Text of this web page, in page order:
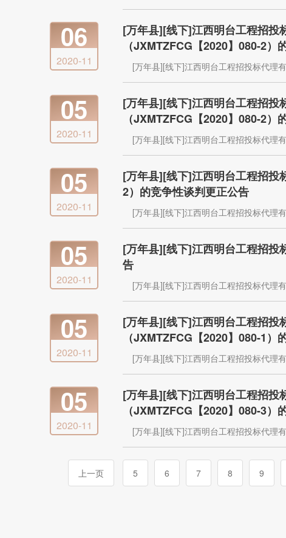
06
2020-11
[万年县][线下]江西明台工程招投
（JXMTZFCG【2020】080-2）
[万年县][线下]江西明台工程招投标代理
05
2020-11
[万年县][线下]江西明台工程招投
（JXMTZFCG【2020】080-2）
[万年县][线下]江西明台工程招投标代理
05
2020-11
[万年县][线下]江西明台工程招投
2）的竞争性谈判更正公告
[万年县][线下]江西明台工程招投标代理
05
2020-11
[万年县][线下]江西明台工程招投
告
[万年县][线下]江西明台工程招投标代理
05
2020-11
[万年县][线下]江西明台工程招投
（JXMTZFCG【2020】080-1
[万年县][线下]江西明台工程招投标代理
05
2020-11
[万年县][线下]江西明台工程招投
（JXMTZFCG【2020】080-3）
[万年县][线下]江西明台工程招投标代理
上一页 5 6 7 8 9